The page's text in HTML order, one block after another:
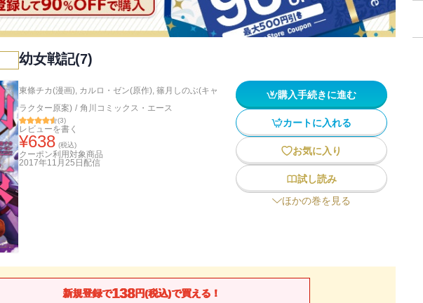
幼女戦記(7)
東條チカ(漫画), カルロ・ゼン(原作), 篠月しのぶ(キャ
ラクター原案) / 角川コミックス・エース
(3)
レビューを書く
¥638 (税込)
クーポン利用対象商品
2017年11月25日 配信
購入手続きに進む
カートに入れる
お気に入り
試し読み
ほかの巻を見る
新規登録で138円(税込)で買える！